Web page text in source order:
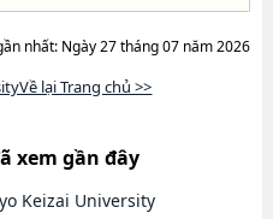
nhất: Ngày 27 tháng 07 năm 2026
lại Trang chủ >>
xem gần đây
Keizai University